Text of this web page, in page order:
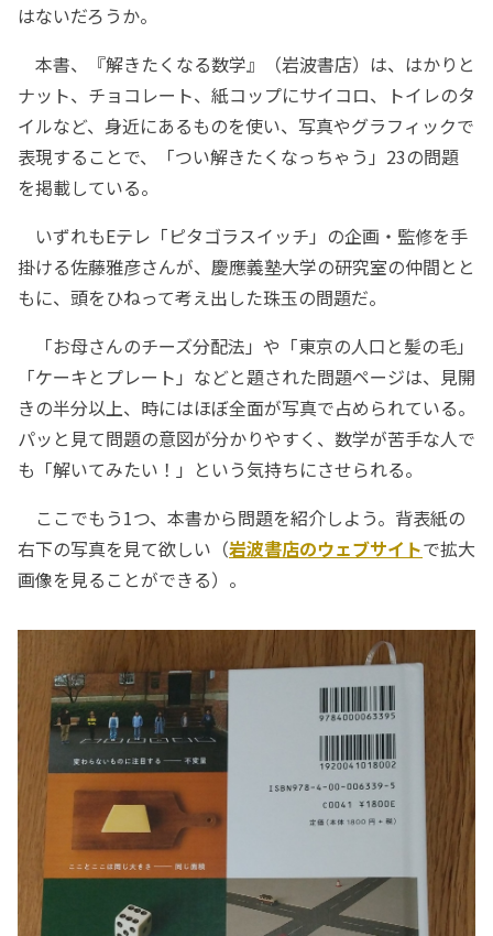
はないだろうか。
本書、『解きたくなる数学』（岩波書店）は、はかりと
ナット、チョコレート、紙コップにサイコロ、トイレのタ
イルなど、身近にあるものを使い、写真やグラフィックで
表現することで、「つい解きたくなっちゃう」23の問題
を掲載している。
いずれもEテレ「ピタゴラスイッチ」の企画・監修を手
掛ける佐藤雅彦さんが、慶應義塾大学の研究室の仲間とと
もに、頭をひねって考え出した珠玉の問題だ。
「お母さんのチーズ分配法」や「東京の人口と髪の毛」
「ケーキとプレート」などと題された問題ページは、見開
きの半分以上、時にはほぼ全面が写真で占められている。
パッと見て問題の意図が分かりやすく、数学が苦手な人で
も「解いてみたい！」という気持ちにさせられる。
ここでもう1つ、本書から問題を紹介しよう。背表紙の
右下の写真を見て欲しい（岩波書店のウェブサイトで拡大
画像を見ることができる）。